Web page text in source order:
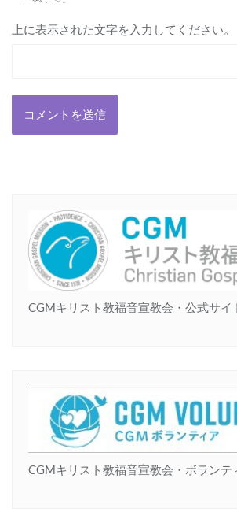
上に表示された文字を入力してください。
CGMキリスト教福音宣教会・公式サイ
CGMキリスト教福音宣教会・ボランテ